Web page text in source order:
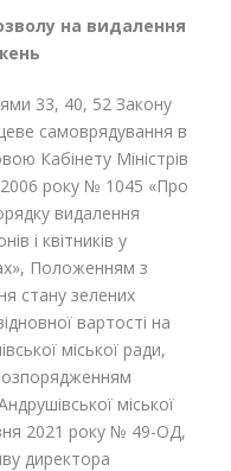
на видалення
ь
33, 40, 52 Закону
самоврядування в
Кабінету Міністрів
року № 1045 «Про
видалення
і квітників у
Положенням з
стану зелених
вартості на
міської ради,
міської
2021 року № 49-ОД,
директора